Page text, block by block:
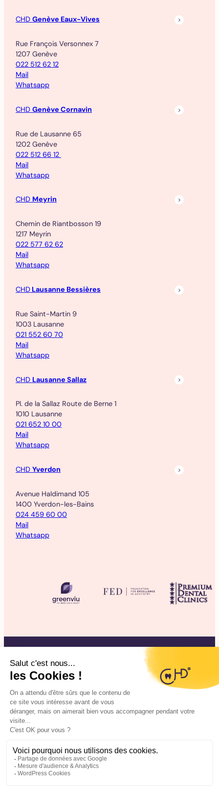
CHD Genève Eaux-Vives
Rue François Versonnex 7
1207 Genève
022 512 62 12
Mail
Whatsapp
CHD Genève Cornavin
Rue de Lausanne 65
1202 Genève
022 512 66 12
Mail
Whatsapp
CHD Meyrin
Chemin de Riantbosson 19
1217 Meyrin
022 577 62 62
Mail
Whatsapp
CHD Lausanne Bessières
Rue Saint-Martin 9
1003 Lausanne
021 552 60 70
Mail
Whatsapp
CHD Lausanne Sallaz
Pl. de la Sallaz Route de Berne 1
1010 Lausanne
021 652 10 00
Mail
Whatsapp
CHD Yverdon
Avenue Haldimand 105
1400 Yverdon-les-Bains
024 459 60 00
Mail
Whatsapp
©2025 CHD Clinique d’Hygiène Dentaire